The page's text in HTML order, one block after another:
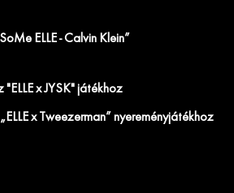
ELLE - Calvin Klein”
x JYSK" játékhoz
x Tweezerman” nyereményjátékhoz